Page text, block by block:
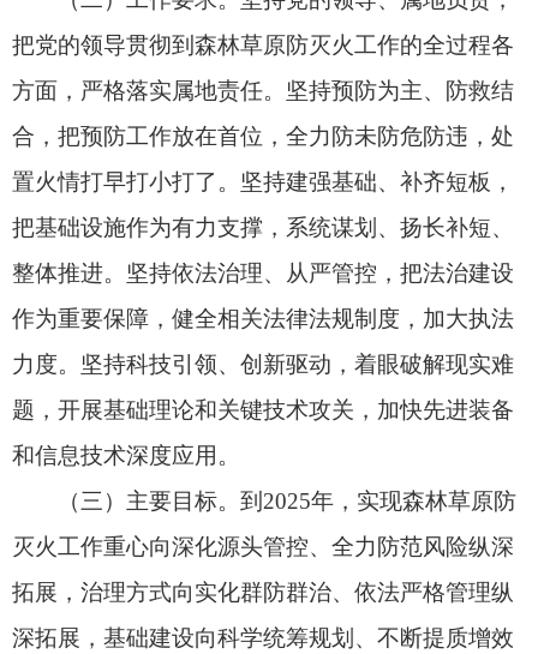
灭火工作重心向深化源头管控、全力防范风险纵深
拓展，治理方式向实化群防群治、依法严格管理纵
深拓展，基础建设向科学统筹规划、不断提质增效
纵深拓展，火灾扑救向推广以水灭火、强化空地一
体纵深拓展，安全建设向注重抓在平时、关键严在
草原火灾受害率控制在2‰以内。到2030年，森林
草原防灭火能力显著增强，全民防火意识和法治观
念持续提高，综合防控水平全面提升。
二、明确工作职责，压实火灾防控责任
（四）严格落实地方党委和政府领导责任。按
求，强化属地责任。地方各级党委加强对森林草原
防灭火工作的领导，实行地方政府行政首长负责
制，结合落实林长制压实第一责任人森林草原火灾
防控责任，建立健全乡镇防灭火责任落实机制，构